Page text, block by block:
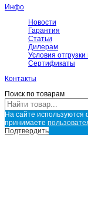
Инфо
Новости
Гарантия
Статьи
Дилерам
Условия
Сертификаты
Контакты
Поиск по товарам
На сайте
принимаете
Подтвердить